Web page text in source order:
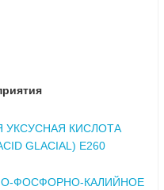
УКСУСНАЯ КИСЛОТА
GLACIAL) E260
ФОСФОРНО-КАЛИЙНОЕ